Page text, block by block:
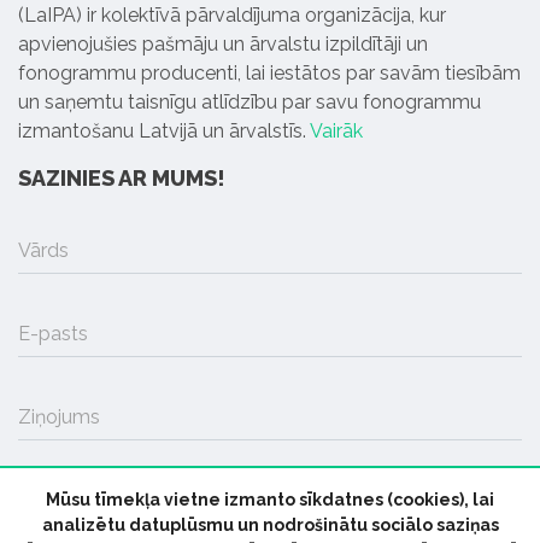
(LaIPA) ir kolektīvā pārvaldījuma organizācija, kur
apvienojušies pašmāju un ārvalstu izpildītāji un
fonogrammu producenti, lai iestātos par savām tiesībām
un saņemtu taisnīgu atlīdzību par savu fonogrammu
izmantošanu Latvijā un ārvalstīs. Vairāk
SAZINIES AR MUMS!
Vārds
E-pasts
Ziņojums
SŪTĪT
Mūsu tīmekļa vietne izmanto sīkdatnes (cookies), lai
analizētu datuplūsmu un nodrošinātu sociālo saziņas